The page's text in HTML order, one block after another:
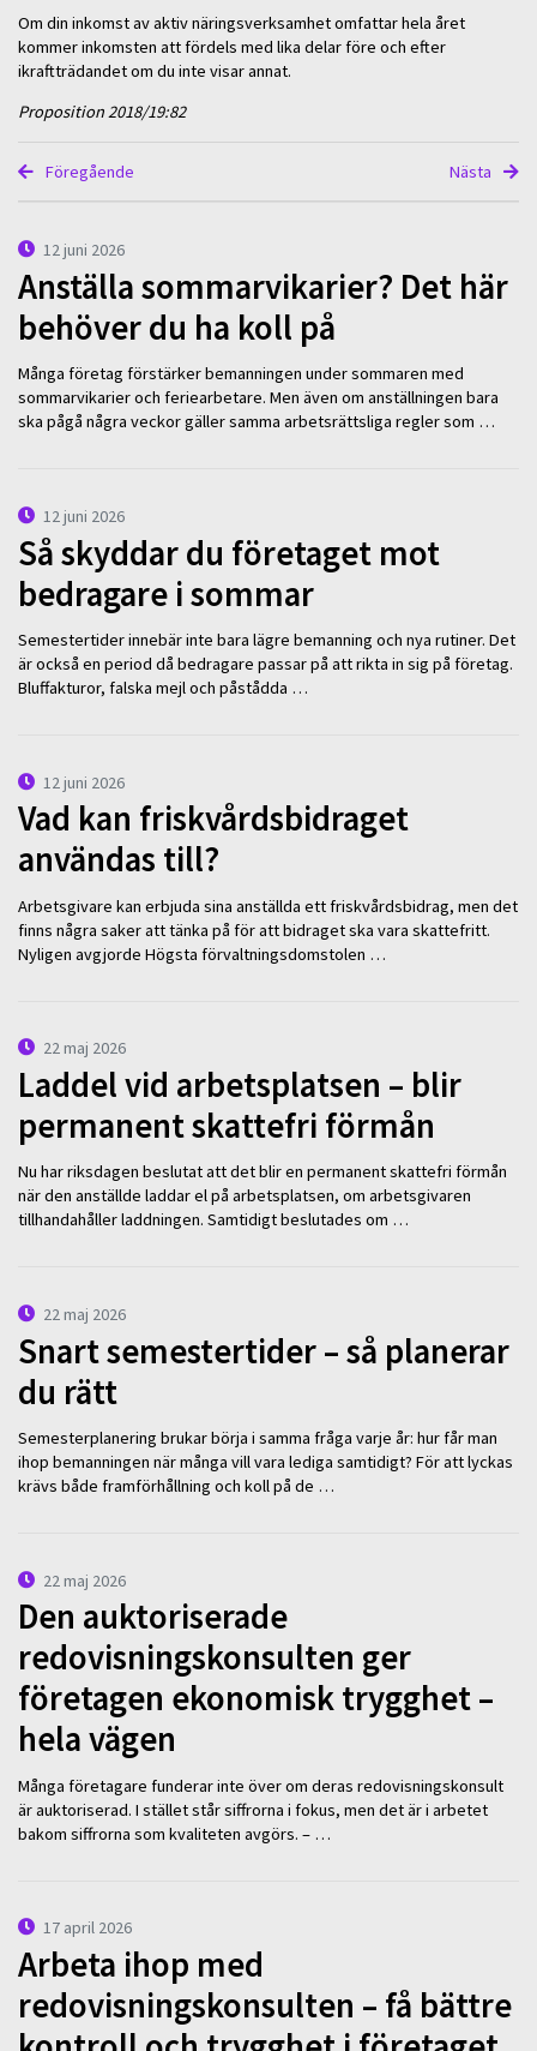
Om din inkomst av aktiv näringsverksamhet omfattar hela året
kommer inkomsten att fördels med lika delar före och efter
ikraftträdandet om du inte visar annat.
Proposition 2018/19:82
Föregående Nästa
12 juni 2026
Anställa sommarvikarier? Det här
behöver du ha koll på
Många företag förstärker bemanningen under sommaren med
sommarvikarier och feriearbetare. Men även om anställningen bara
ska pågå några veckor gäller samma arbetsrättsliga regler som …
12 juni 2026
Så skyddar du företaget mot
bedragare i sommar
Semestertider innebär inte bara lägre bemanning och nya rutiner. Det
är också en period då bedragare passar på att rikta in sig på företag.
Bluffakturor, falska mejl och påstådda …
12 juni 2026
Vad kan friskvårdsbidraget
användas till?
Arbetsgivare kan erbjuda sina anställda ett friskvårdsbidrag, men det
finns några saker att tänka på för att bidraget ska vara skattefritt.
Nyligen avgjorde Högsta förvaltningsdomstolen …
22 maj 2026
Laddel vid arbetsplatsen – blir
permanent skattefri förmån
Nu har riksdagen beslutat att det blir en permanent skattefri förmån
när den anställde laddar el på arbetsplatsen, om arbetsgivaren
tillhandahåller laddningen. Samtidigt beslutades om …
22 maj 2026
Snart semestertider – så planerar
du rätt
Semesterplanering brukar börja i samma fråga varje år: hur får man
ihop bemanningen när många vill vara lediga samtidigt? För att lyckas
krävs både framförhållning och koll på de …
22 maj 2026
Den auktoriserade
redovisningskonsulten ger
företagen ekonomisk trygghet –
hela vägen
Många företagare funderar inte över om deras redovisningskonsult
är auktoriserad. I stället står siffrorna i fokus, men det är i arbetet
bakom siffrorna som kvaliteten avgörs. – …
17 april 2026
Arbeta ihop med
redovisningskonsulten – få bättre